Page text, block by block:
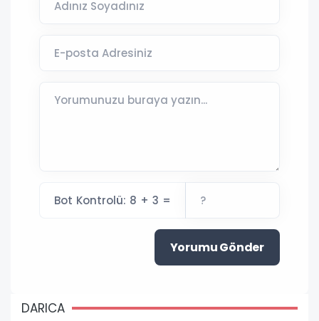
Bot Kontrolü: 8 + 3 =
Yorumu Gönder
DARICA